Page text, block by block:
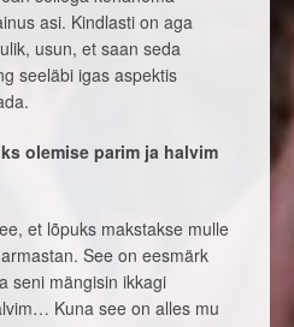
asi. Kindlasti on aga
usun, et saan seda
seeläbi igas aspektis
olemise parim ja halvim
et lõpuks makstakse mulle
See on eesmärk
seni mängisin ikkagi
Kuna see on alles mu